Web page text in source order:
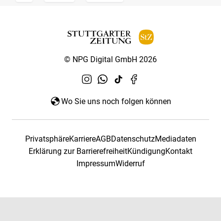
© NPG Digital GmbH 2026
Wo Sie uns noch folgen können
PrivatsphäreKarriereAGBDatenschutzMediadaten
Erklärung zur BarrierefreiheitKündigungKontakt
ImpressumWiderruf